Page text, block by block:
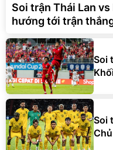
Soi trận Thái Lan
hướng tới trận
Soi
Soi